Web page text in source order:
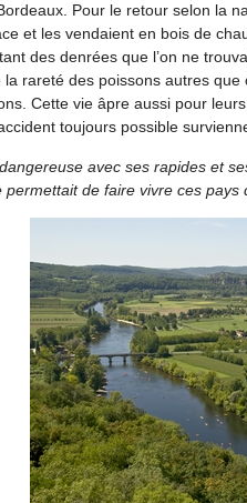
Pour le retour selon la
et les vendaient en bois de
des denrées que l’on ne
rareté des poissons autres
Cette vie âpre aussi pour
toujours possible
avec ses rapides et
de faire vivre ces pays